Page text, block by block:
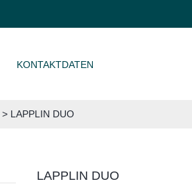
KONTAKTDATEN
> LAPPLIN DUO
LAPPLIN DUO